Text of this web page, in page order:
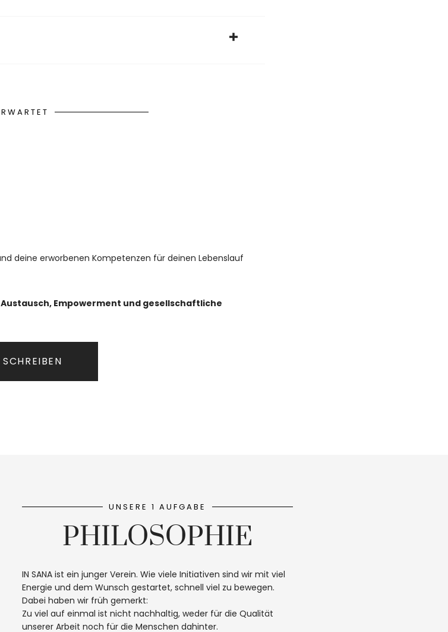
deine erworbenen Kompetenzen für deinen Lebenslauf
Austausch, Empowerment und gesellschaftliche
UNSERE 1 AUFGABE
PHILOSOPHIE
IN SANA ist ein junger Verein. Wie viele Initiativen sind wir mit viel
Energie und dem Wunsch gestartet, schnell viel zu bewegen.
Dabei haben wir früh gemerkt:
Zu viel auf einmal ist nicht nachhaltig, weder für die Qualität
unserer Arbeit noch für die Menschen dahinter.